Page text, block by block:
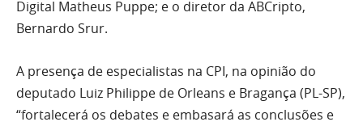
Digital Matheus Puppe; e o diretor da ABCripto,
Bernardo Srur.
A presença de especialistas na CPI, na opinião do
deputado Luiz Philippe de Orleans e Bragança (PL-SP),
“fortalecerá os debates e embasará as conclusões e